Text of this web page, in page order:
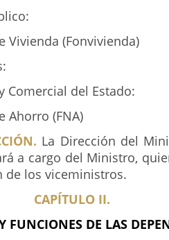
Vivienda (Fonvivienda)
Comercial del Estado:
Ahorro (FNA)
La Dirección del
a cargo del Ministro,
de los viceministros.
CAPÍTULO II.
FUNCIONES DE LAS